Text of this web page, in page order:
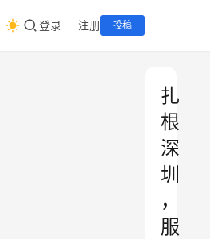
登录 注册 投稿
扎
根
深
圳
，
服